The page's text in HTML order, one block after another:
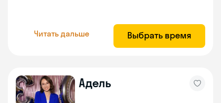
Читать дальше Выбрать время
Адель